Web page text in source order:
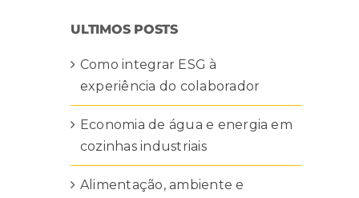
ULTIMOS POSTS
Como integrar ESG à
experiência do colaborador
Economia de água e energia em
cozinhas industriais
Alimentação, ambiente e